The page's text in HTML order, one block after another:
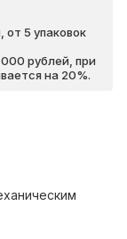
5 упаковок
рублей, при
на 20%.